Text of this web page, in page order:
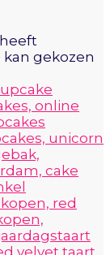
gekozen